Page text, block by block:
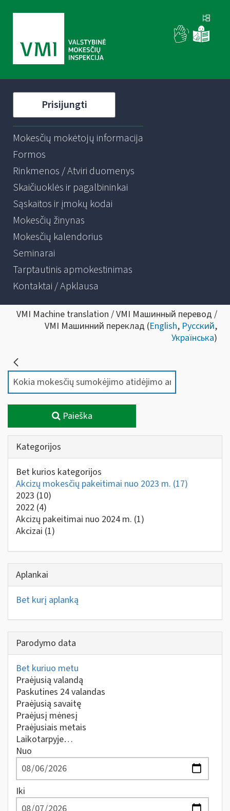
Prisijungti
Mokesčių mokėtojų informacija
Formos
Rinkmenos / Atviri duomenys
Skaičiuoklės ir pagalbininkai
Sąskaitos ir įmokų kodai
Mokesčių žinynas
Mokesčių kalendorius
Seminarai
Tarptautinis apmokestinimas
Kontaktai / Apklausa
VMI Machine translation / VMI Машинный перевод /
VMI Машинний переклад (English, Русский,
Українська)
Paieška
Kategorijos
Bet kurios kategorijos
Akcizų mokesčių pakeitimai nuo 2023 m. (17)
2023 (10)
2022 (4)
Akcizų pakeitimai nuo 2024 m. (1)
Akcizai (1)
Aplankai
Bet kurį aplanką
Parodymo data
Bet kuriuo metu
Praėjusią valandą
Paskutines 24 valandas
Praėjusią savaitę
Praėjusį mėnesį
Praėjusiais metais
Laikotarpyje…
Nuo
Iki